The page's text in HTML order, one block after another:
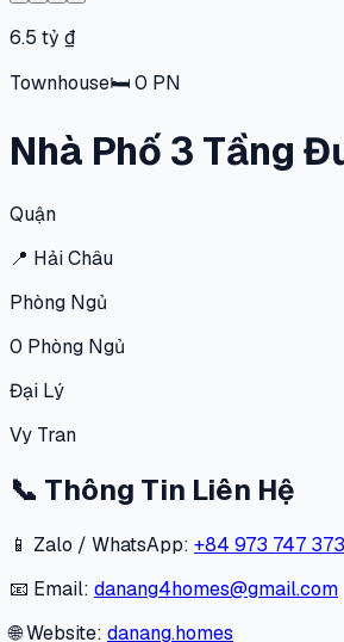
6.5 tỷ ₫
Townhouse🛏0 PN
Nhà Phố 3 Tầng
Quận
📍 Hải Châu
Phòng Ngủ
0 Phòng Ngủ
Đại Lý
Vy Tran
📞 Thông Tin Liên Hệ
📱 Zalo / WhatsApp: +84 973 747 373
📧 Email: danang4homes@gmail.com
🌐 Website: danang.homes